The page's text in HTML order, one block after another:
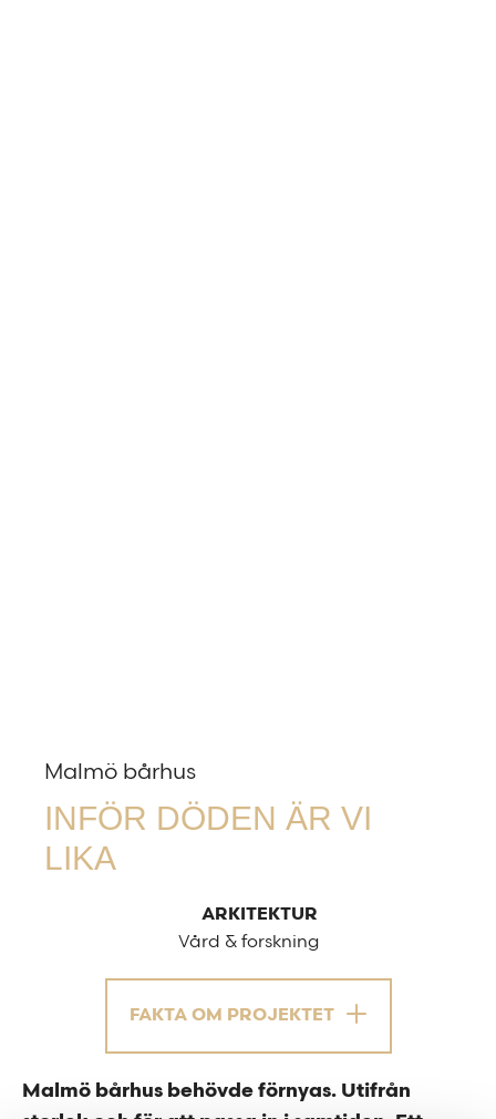
Malmö bårhus
INFÖR DÖDEN ÄR VI
LIKA
ARKITEKTUR
Vård & forskning
FAKTA OM PROJEKTET
Malmö bårhus behövde förnyas. Utifrån